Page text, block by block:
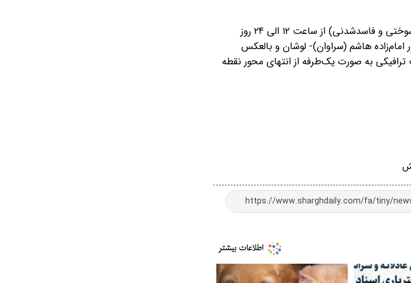
بر پایه این گزارش، تردد خودروهای کامیون و کامیونت (به استثناء خودروهای حامل مواد سوختی و فاسدشدنی) از ساعت ۱۲ الی ۲۴ روز
ساعت ۸ تا ۲۴ روزهای پنجشنبه و جمعه (۱۵ و ۱۶ آذر) از محور امام‌زاده هاشم (سراوان)- لوشان و بالعکس
۲۰ روزهای پنجشنبه و جمعه (۱۵ و ۱۶ آذر)، محدودیت ترافیکی به صورت یک‌طرفه از انتهای محور نقطه